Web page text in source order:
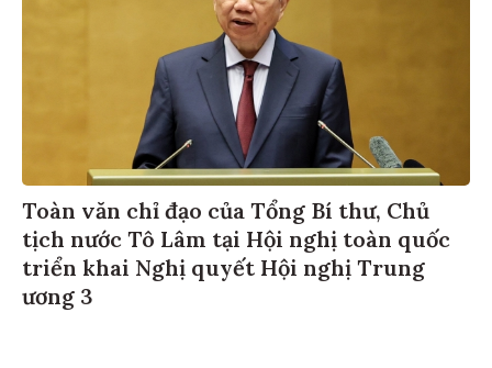
Toàn văn chỉ đạo của Tổng Bí thư, Chủ
tịch nước Tô Lâm tại Hội nghị toàn quốc
triển khai Nghị quyết Hội nghị Trung
ương 3